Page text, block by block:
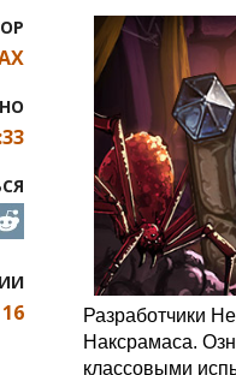
16
Разработчики
Наксрамаса.
классовыми